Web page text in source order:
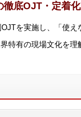
徹底OJT・定着
を実施し、「使え
特有の現場文化を理